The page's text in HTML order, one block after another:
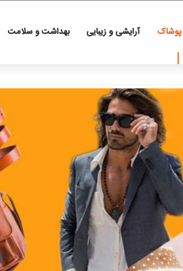
آرایشی و زیبایی بهداشت و سلامت